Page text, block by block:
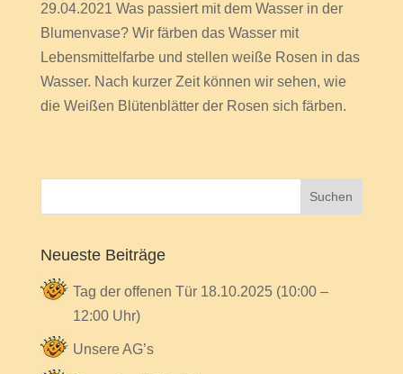
29.04.2021 Was passiert mit dem Wasser in der
Blumenvase? Wir färben das Wasser mit
Lebensmittelfarbe und stellen weiße Rosen in das
Wasser. Nach kurzer Zeit können wir sehen, wie
die Weißen Blütenblätter der Rosen sich färben.
Neueste Beiträge
Tag der offenen Tür 18.10.2025 (10:00 –
12:00 Uhr)
Unsere AG’s